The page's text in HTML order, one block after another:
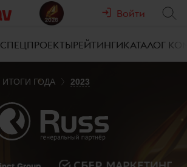
Войти
СПЕЦПРОЕКТЫРЕЙТИНГИКАТАЛОГ
ИТОГИ ГОДА 2023